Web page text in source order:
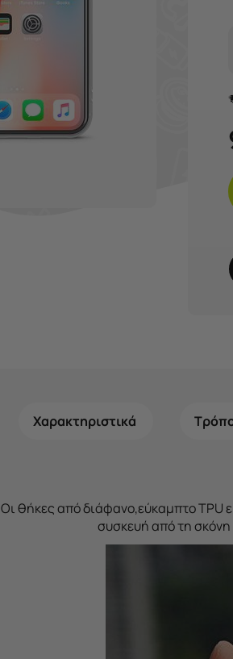
Χαρακτηριστικά
Οι θήκες από διάφανο,εύκαμπτο TPU
συσκευή από τη